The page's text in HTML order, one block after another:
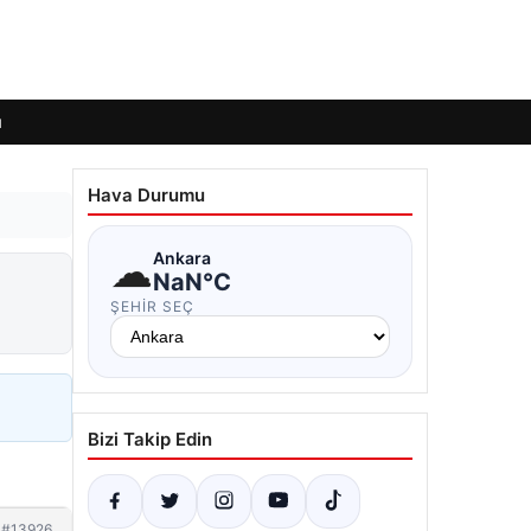
Hava Durumu
☁Ankara
NaN°C
ŞEHIR SEÇ
Bizi Takip Edin